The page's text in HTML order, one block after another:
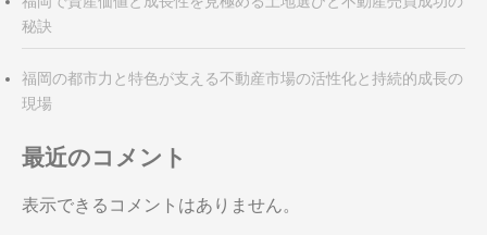
秘訣
福岡の都市力と特色が支える不動産市場の活性化と持続的成長の
現場
最近のコメント
表示できるコメントはありません。